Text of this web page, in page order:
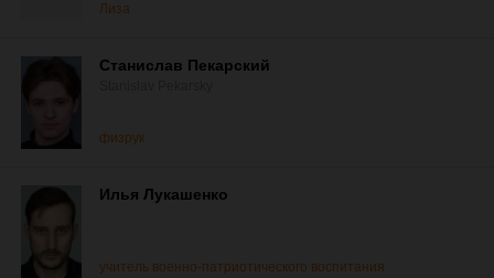
Лиза
Станислав Пекарский
физрук
Илья Лукашенко
учитель военно-патриотического воспитания